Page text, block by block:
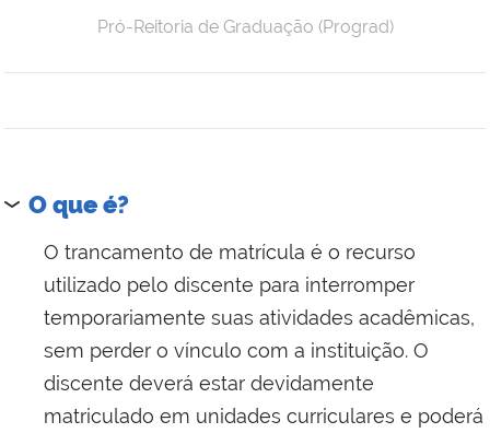
Pró-Reitoria de Graduação (Prograd)
O que é?
O trancamento de matrícula é o recurso
utilizado pelo discente para interromper
temporariamente suas atividades acadêmicas,
sem perder o vínculo com a instituição. O
discente deverá estar devidamente
matriculado em unidades curriculares e poderá